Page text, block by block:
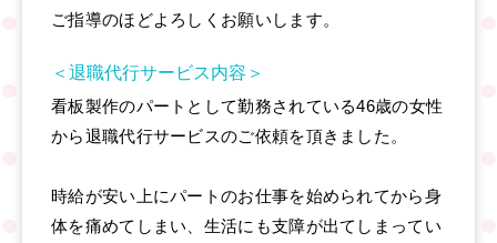
ご指導のほどよろしくお願いします。
＜退職代行サービス内容＞
看板製作のパートとして勤務されている46歳の女性
から退職代行サービスのご依頼を頂きました。
時給が安い上にパートのお仕事を始められてから身
体を痛めてしまい、生活にも支障が出てしまってい